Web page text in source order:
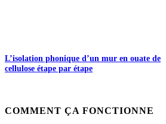
L’isolation phonique d’un mur en ouate de
cellulose étape par étape
COMMENT ÇA FONCTIONNE